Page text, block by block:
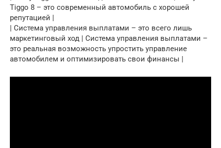
Tiggo 8 – это современный автомобиль с хорошей
репутацией |
| Система управления выплатами – это всего лишь
маркетинговый ход | Система управления выплатами –
это реальная возможность упростить управление
автомобилем и оптимизировать свои финансы |